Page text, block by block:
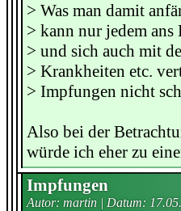
> Was man damit
> kann nur jedem ans
> und sich auch mit
> Krankheiten etc.
> Impfungen nicht
Also bei der
würde ich eher zu
Impfungen
Autor: martin | Datum: